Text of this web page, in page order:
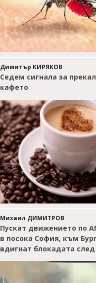
Димитър КИРЯКОВ
Седем сигнала за
кафето
Михаил ДИМИТРОВ
Пускат движението по
в посока София, към
вдигнат блокадата след